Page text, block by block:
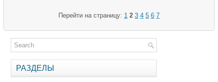
Перейти на страницу: 1 2 3 4 5 6 7
РАЗДЕЛЫ